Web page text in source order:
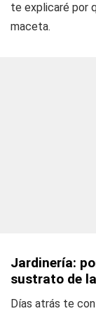
te explicaré por
maceta.
Jardinería:
sustrato de
Días atrás te